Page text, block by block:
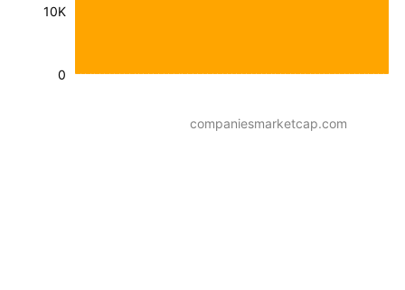
10K
0
companiesmarketcap.com